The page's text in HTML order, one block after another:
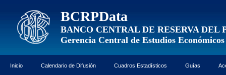
BCRPData
BANCO CENTRAL DE RESERVA DEL
Gerencia Central de Estudios Económicos
Inicio Calendario de Difusión Cuadros Estadísticos Guías